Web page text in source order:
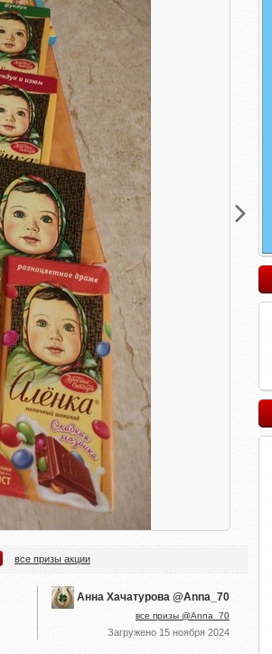
все призы акции
Анна Хачатурова @Anna_70
все призы @Anna_70
Загружено 15 ноября 2024